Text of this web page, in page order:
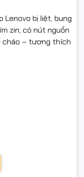
Lenovo bị liệt, bung
zin, có nút nguồn
cháo – tương thích